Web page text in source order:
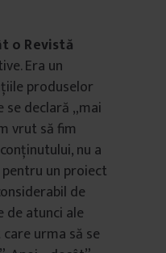
o Revistă
Era un
produselor
se declară „mai
vrut să fim
nu a
un proiect
de
de atunci ale
urma să se